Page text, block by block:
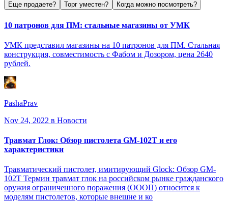
Еще продаете? Торг уместен? Когда можно посмотреть?
10 патронов для ПМ: стальные магазины от УМК
УМК представил магазины на 10 патронов для ПМ. Стальная
конструкция, совместимость с Фабом и Дозором, цена 2640
рублей.
PashaPrav
Nov 24, 2022 в Новости
Травмат Глок: Обзор пистолета GM-102T и его
характеристики
Травматический пистолет, имитирующий Glock: Обзор GM-
102T Термин травмат глок на российском рынке гражданского
оружия ограниченного поражения (ОООП) относится к
моделям пистолетов, которые внешне и ко